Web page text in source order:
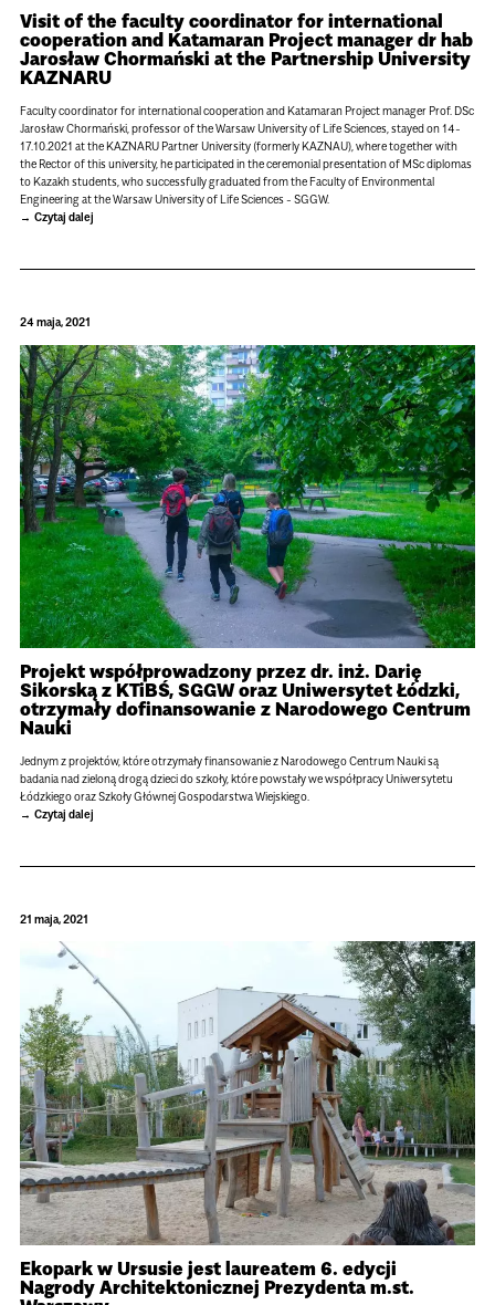
Visit of the faculty coordinator for international
cooperation and Katamaran Project manager dr hab
Jarosław Chormański at the Partnership University
KAZNARU
Faculty coordinator for international cooperation and Katamaran Project manager Prof. DSc
Jarosław Chormański, professor of the Warsaw University of Life Sciences, stayed on 14-
17.10.2021 at the KAZNARU Partner University (formerly KAZNAU), where together with
the Rector of this university, he participated in the ceremonial presentation of MSc diplomas
to Kazakh students, who successfully graduated from the Faculty of Environmental
Engineering at the Warsaw University of Life Sciences - SGGW.
Czytaj dalej
24 maja, 2021
Projekt współprowadzony przez dr. inż. Darię
Sikorską z KTiBŚ, SGGW oraz Uniwersytet Łódzki,
otrzymały dofinansowanie z Narodowego Centrum
Nauki
Jednym z projektów, które otrzymały finansowanie z Narodowego Centrum Nauki są
badania nad zieloną drogą dzieci do szkoły, które powstały we współpracy Uniwersytetu
Łódzkiego oraz Szkoły Głównej Gospodarstwa Wiejskiego.
Czytaj dalej
21 maja, 2021
Ekopark w Ursusie jest laureatem 6. edycji
Nagrody Architektonicznej Prezydenta m.st.